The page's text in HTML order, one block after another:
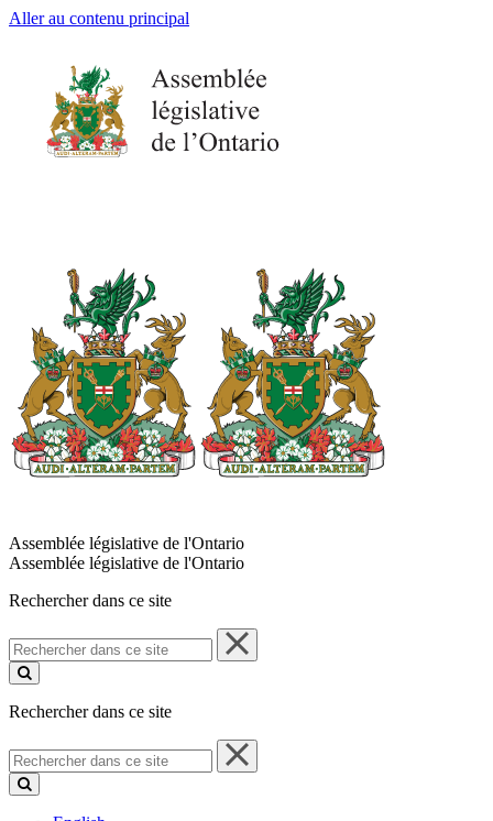
Aller au contenu principal
Assemblée législative de l'Ontario
Assemblée législative de l'Ontario
Rechercher dans ce site
Rechercher
dans
ce
Rechercher dans ce site
Rechercher
dans
ce